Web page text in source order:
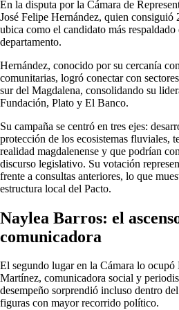
En la disputa por la Cámara de
José Felipe Hernández, quien
ubica como el candidato más
departamento.
Hernández, conocido por su cercanía
comunitarias, logró conectar con
sur del Magdalena, consolidando su
Fundación, Plato y El Banco.
Su campaña se centró en tres ejes:
protección de los ecosistemas fluviales,
realidad magdalenense y que podrían
discurso legislativo. Su votación
frente a consultas anteriores, lo que
estructura local del Pacto.
Naylea Barros: el
comunicadora
El segundo lugar en la Cámara lo
Martínez, comunicadora social y
desempeño sorprendió incluso dentro
figuras con mayor recorrido político.